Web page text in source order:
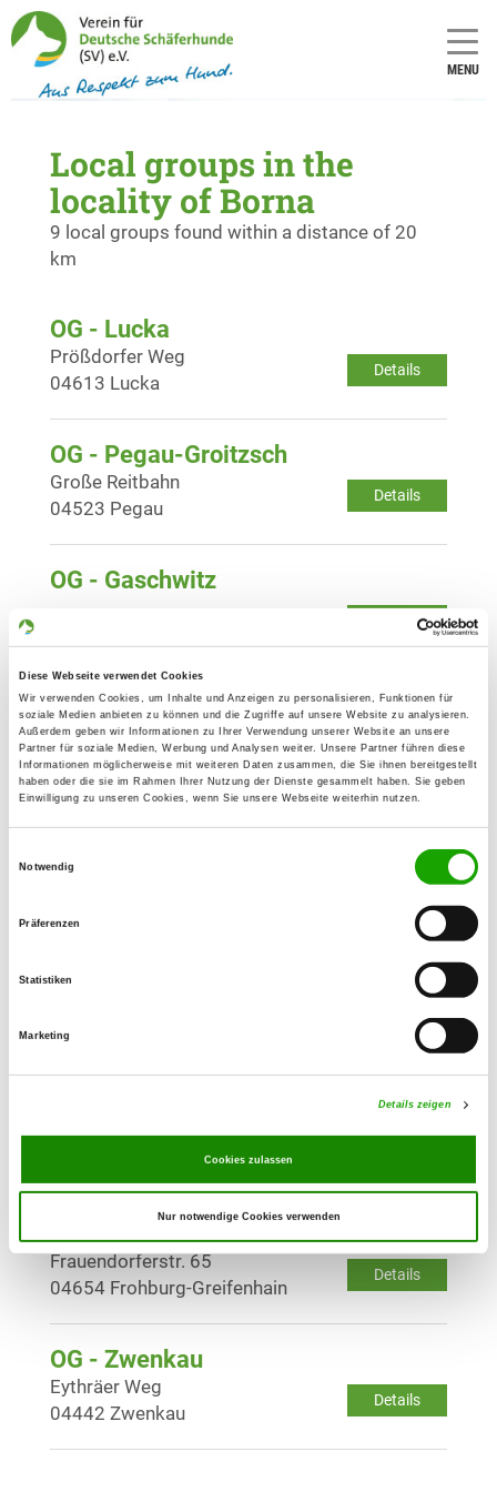
Diese Webseite verwendet Cookies
Wir verwenden Cookies, um Inhalte und Anzeigen zu personalisieren, Funktionen für
soziale Medien anbieten zu können und die Zugriffe auf unsere Website zu analysieren.
Außerdem geben wir Informationen zu Ihrer Verwendung unserer Website an unsere
Partner für soziale Medien, Werbung und Analysen weiter. Unsere Partner führen diese
Informationen möglicherweise mit weiteren Daten zusammen, die Sie ihnen bereitgestellt
haben oder die sie im Rahmen Ihrer Nutzung der Dienste gesammelt haben. Sie geben
Einwilligung zu unseren Cookies, wenn Sie unsere Webseite weiterhin nutzen.
Notwendig
Präferenzen
Statistiken
Marketing
Details zeigen
Cookies zulassen
Nur notwendige Cookies verwenden
MENU
Local groups in the
locality of Borna
9 local groups found within a distance of 20
km
OG - Lucka
Details
Prößdorfer Weg
04613 Lucka
OG - Pegau-Groitzsch
Details
Große Reitbahn
04523 Pegau
OG - Gaschwitz
Details
OG - Borna
Details
Witznitzer Str. 115
04552 Borna
OG - Rötha
Details
Str. des Aufbaus
Details
Rudolf-Breitscheid-Straße 35
OG - Wintersdorf e.V.
04610 Meuselwitz
OG - Greifenhain - Am
Hochzeitspalast-
Details
Frauendorferstr. 65
04654 Frohburg-Greifenhain
OG - Zwenkau
Details
Eythräer Weg
04442 Zwenkau